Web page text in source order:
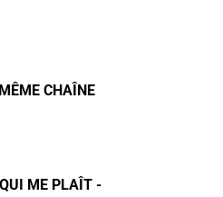
CHAÎNE
ME PLAÎT -